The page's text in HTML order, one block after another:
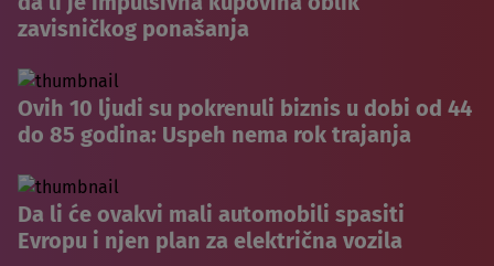
zavisničkog ponašanja
Ovih 10 ljudi su pokrenuli biznis u dobi od 44
do 85 godina: Uspeh nema rok trajanja
Da li će ovakvi mali automobili spasiti
Evropu i njen plan za električna vozila